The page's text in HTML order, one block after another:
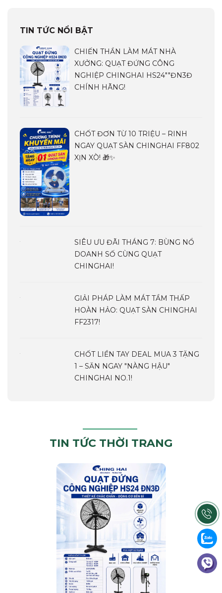
TIN TỨC NỔI BẬT
CHIẾN THẦN LÀM MÁT NHÀ
XƯỞNG: QUẠT ĐỨNG CÔNG
NGHIỆP CHINGHAI HS24""ĐN3Đ
CHÍNH HÃNG!
CHỐT ĐƠN TỪ 10 TRIỆU – RINH
NGAY QUẠT SÀN CHINGHAI FF802
XỊN XÒ! 🎁✨
SIÊU ƯU ĐÃI THÁNG 7: BÙNG NỔ
DOANH SỐ CÙNG QUẠT
CHINGHAI!
GIẢI PHÁP LÀM MÁT TẦM THẤP
HOÀN HẢO: QUẠT SÀN CHINGHAI
FF2317!
CHỐT LIỀN TAY DEAL MUA 3 TẶNG
1 – SĂN NGAY "NÀNG HẬU"
CHINGHAI NO.1!
TIN TỨC THỜI TRANG